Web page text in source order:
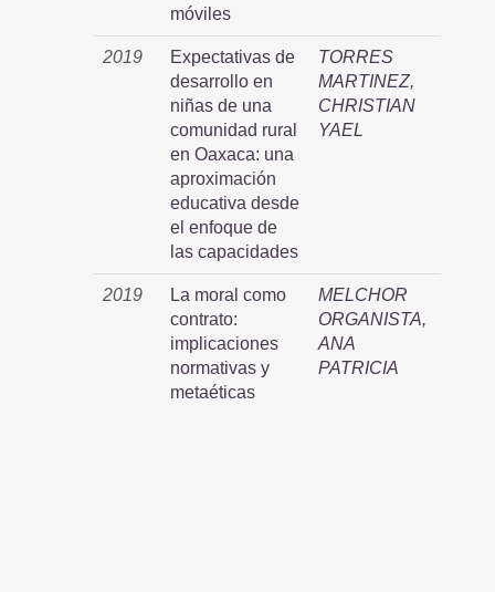
móviles
2019
Expectativas de
desarrollo en
niñas de una
comunidad rural
en Oaxaca: una
aproximación
educativa desde
el enfoque de
las capacidades
TORRES
MARTINEZ,
CHRISTIAN
YAEL
2019
La moral como
contrato:
implicaciones
normativas y
metaéticas
MELCHOR
ORGANISTA,
ANA
PATRICIA